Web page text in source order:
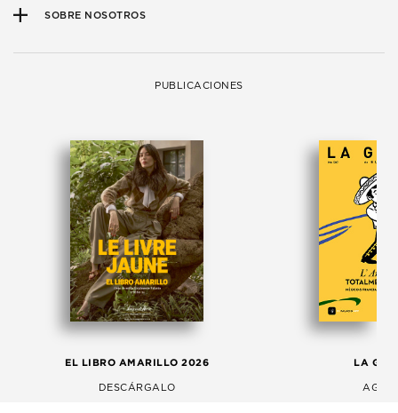
SOBRE NOSOTROS
PUBLICACIONES
EL LIBRO AMARILLO 2026
DESCÁRGALO
LA